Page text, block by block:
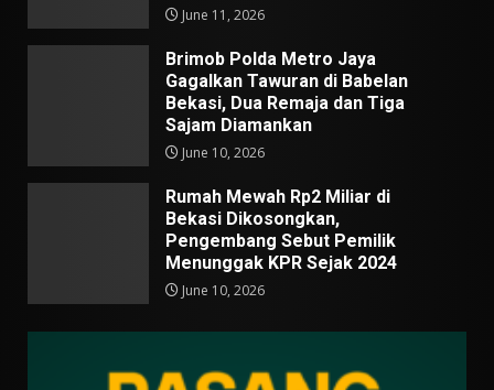
June 11, 2026
Brimob Polda Metro Jaya
Gagalkan Tawuran di Babelan
Bekasi, Dua Remaja dan Tiga
Sajam Diamankan
June 10, 2026
Rumah Mewah Rp2 Miliar di
Bekasi Dikosongkan,
Pengembang Sebut Pemilik
Menunggak KPR Sejak 2024
June 10, 2026